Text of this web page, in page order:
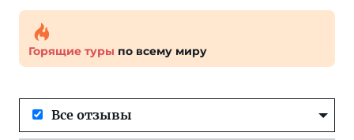
Горящие туры по всему миру
Все отзывы